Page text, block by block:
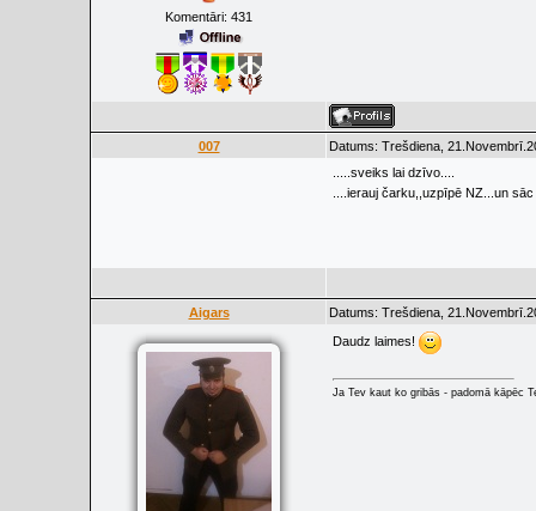
Komentāri: 431
007
Datums: Trešdiena,
.....sveiks lai dzīvo....
....ierauj čarku,,uzpīpē NZ...un
Aigars Datums: Trešdiena,
Daudz laimes!
Ja Tev kaut ko gribās - padomā kāpēc